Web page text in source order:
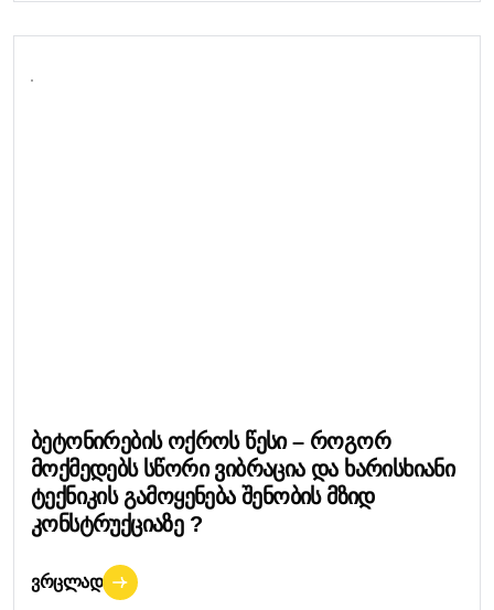
Ბეტონირების Ოქროს Წესი – Როგორ
Მოქმედებს Სწორი Ვიბრაცია Და Ხარისხიანი
Ტექნიკის Გამოყენება Შენობის Მზიდ
Კონსტრუქციაზე ?
ᲕᲠᲪᲚᲐᲓ